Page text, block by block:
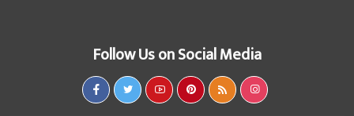
Follow Us on Social Media